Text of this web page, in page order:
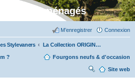
- Vans aménagés
Connexion
M’enregistrer
Stylevaners La Collection ORIGIN (fabriquée dans notre atelier à Auxerre)
? Fourgons neufs & d'occasion
Site web